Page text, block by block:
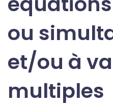
ou
et/ou à
multiples